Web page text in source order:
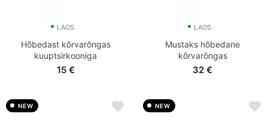
LAOS
Hõbedast kõrvarõngas
kuuptsirkooniga
15 €
LAOS
Mustaks hõbedane
kõrvarõngas
32 €
NEW NEW